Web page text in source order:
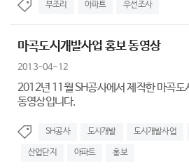
부조리 아파트 우선조사
마곡도시개발사업 홍보 동영상
2013-04-12
2012년 11월 SH공사에서 제작한 마곡도
동영상입니다.
SH공사 도시개발 도시개발사업
산업단지 아파트 홍보